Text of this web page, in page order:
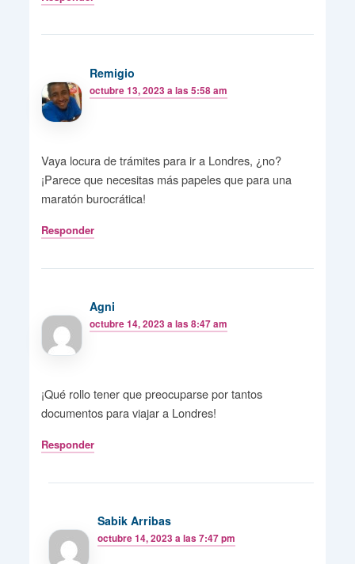
Remigio
octubre 13, 2023 a las 5:58 am
Vaya locura de trámites para ir a Londres, ¿no?
¡Parece que necesitas más papeles que para una
maratón burocrática!
Responder
Agni
octubre 14, 2023 a las 8:47 am
¡Qué rollo tener que preocuparse por tantos
documentos para viajar a Londres!
Responder
Sabik Arribas
octubre 14, 2023 a las 7:47 pm